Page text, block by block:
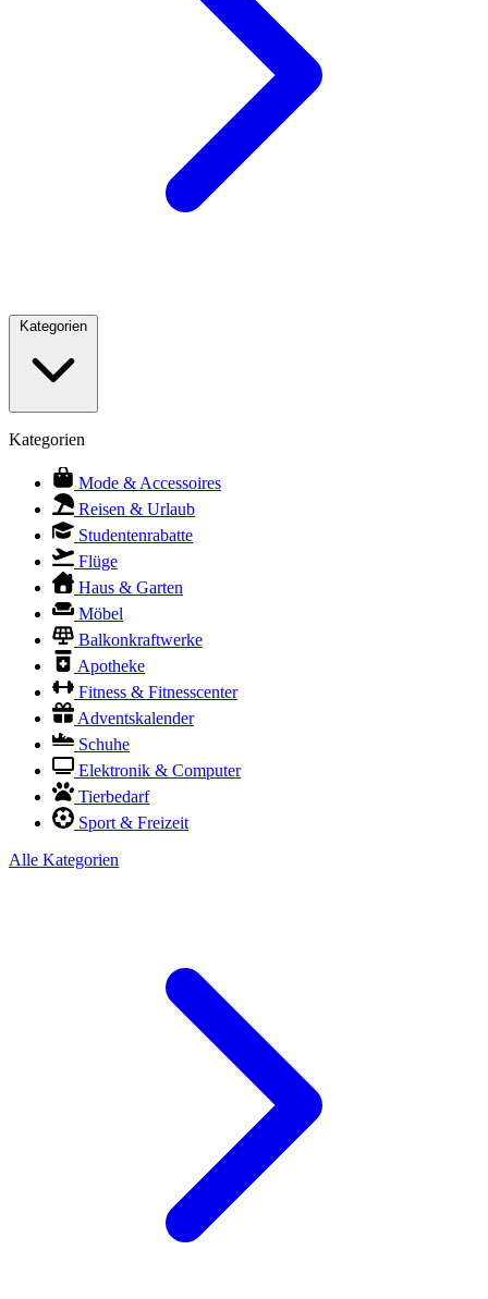
Kategorien
Mode & Accessoires
Reisen & Urlaub
Studentenrabatte
Flüge
Haus & Garten
Möbel
Balkonkraftwerke
Apotheke
Fitness & Fitnesscenter
Adventskalender
Schuhe
Elektronik & Computer
Tierbedarf
Sport & Freizeit
Alle Kategorien